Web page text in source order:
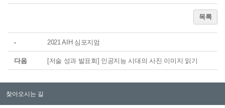
목록
- 2021 AIH 심포지엄
다음 [저술 성과 발표회] 인공지능 시대의 사진 이미지 읽기
찾아오시는 길